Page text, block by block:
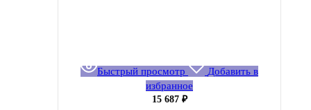
Быстрый просмотр
Добавить в
избранное
15 687 ₽